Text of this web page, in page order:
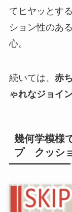
てヒヤッとす
ション性のあ
心。
続いては、 赤
ゃれなジョイ
幾何学模様
プ クッショ